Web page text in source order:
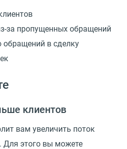
за пропущенных обращений
в сделку
клиентов
вам увеличить поток
Для этого вы можете